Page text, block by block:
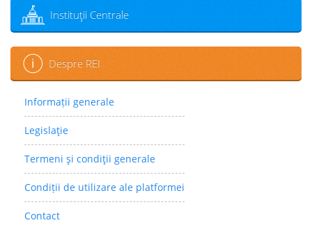
Instituţii Centrale
Despre REI
Informații generale
Legislaţie
Termeni şi condiţii generale
Condiții de utilizare ale platformei
Contact